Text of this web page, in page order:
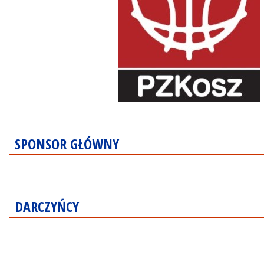
SPONSOR GŁÓWNY
DARCZYŃCY